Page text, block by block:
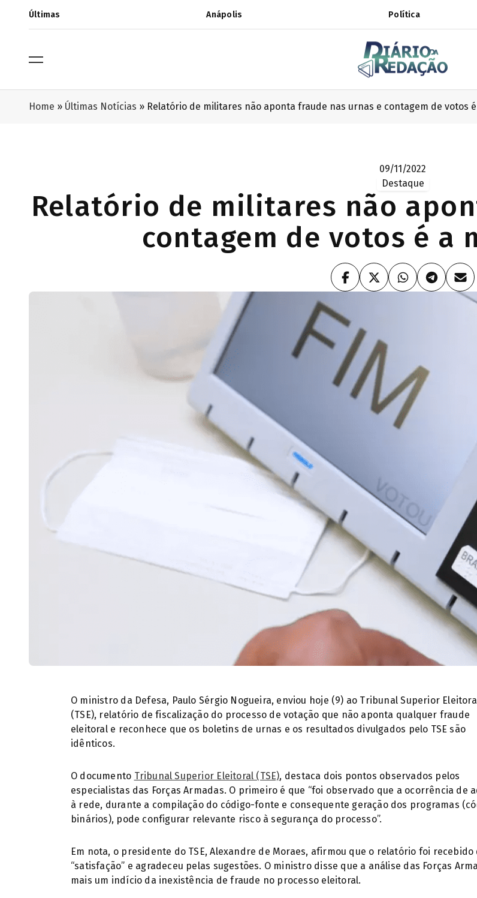
Últimas Anápolis Política
Home » Últimas Notícias » Relatório de militares não aponta fraude nas urnas e contagem de votos é
09/11/2022
Destaque
Relatório de militares não
contagem de votos é a
O ministro da Defesa, Paulo Sérgio Nogueira, enviou hoje (9) ao Tribunal Superior
(TSE), relatório de fiscalização do processo de votação que não aponta qualquer fraude
eleitoral e reconhece que os boletins de urnas e os resultados divulgados pelo TSE são
idênticos.
O documento Tribunal Superior Eleitoral (TSE), destaca dois pontos observados pelos
especialistas das Forças Armadas. O primeiro é que “foi observado que a ocorrência de
à rede, durante a compilação do código-fonte e consequente geração dos programas
binários), pode configurar relevante risco à segurança do processo”.
Em nota, o presidente do TSE, Alexandre de Moraes, afirmou que o relatório foi recebido
“satisfação” e agradeceu pelas sugestões. O ministro disse que a análise das Forças
mais um indício da inexistência de fraude no processo eleitoral.